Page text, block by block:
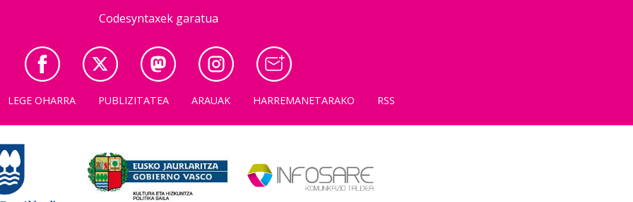
Codesyntaxek garatua
LEGE OHARRA PUBLIZITATEA ARAUAK HARREMANETARAKO RSS